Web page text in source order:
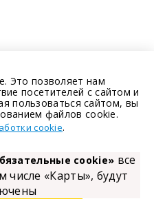
Это позволяет нам
посетителей с сайтом и
пользоваться сайтом, вы
файлов cookie.
cookie.
cookie» все
числе «Карты», будут